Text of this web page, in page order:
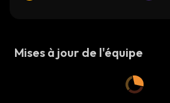
Mises à jour de l'équipe